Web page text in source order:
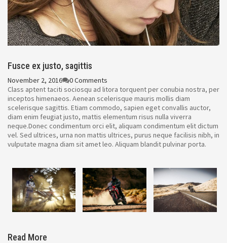
Fusce ex justo, sagittis
November 2, 2016
0 Comments
Class aptent taciti sociosqu ad litora torquent per conubia nostra, per
inceptos himenaeos. Aenean scelerisque mauris mollis diam
scelerisque sagittis. Etiam commodo, sapien eget convallis auctor,
diam enim feugiat justo, mattis elementum risus nulla viverra
neque.Donec condimentum orci elit, aliquam condimentum elit dictum
vel. Sed ultrices, urna non mattis ultrices, purus neque facilisis nibh, in
vulputate magna diam sit amet leo. Aliquam blandit pulvinar porta.
Read More